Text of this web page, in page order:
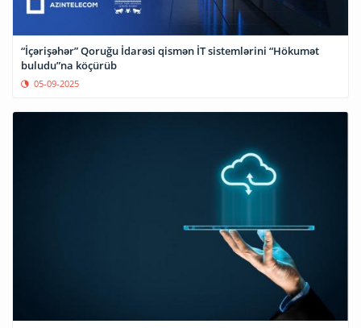
“İçərişəhər” Qoruğu İdarəsi qismən İT sistemlərini “Hökumət
buludu”na köçürüb
05-09-2025